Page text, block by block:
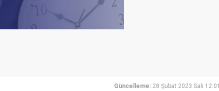
Güncelleme: 28 Şubat 2023 Salı 12:01